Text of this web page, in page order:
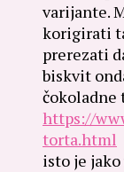
varijante.
korigirati
prerezati
biskvit
čokoladne
https://
torta.html
isto je jako